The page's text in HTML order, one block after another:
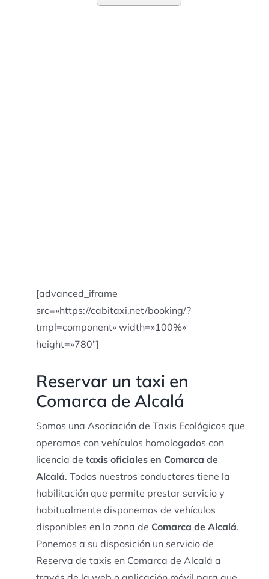
[advanced_iframe
src=»https://cabitaxi.net/booking/?
tmpl=component» width=»100%»
height=»780″]
Reservar un taxi en
Comarca de Alcalá
Somos una Asociación de Taxis Ecológicos que
operamos con vehículos homologados con
licencia de taxis oficiales en Comarca de
Alcalá. Todos nuestros conductores tiene la
habilitación que permite prestar servicio y
habitualmente disponemos de vehículos
disponibles en la zona de Comarca de Alcalá.
Ponemos a su disposición un servicio de
Reserva de taxis en Comarca de Alcalá a